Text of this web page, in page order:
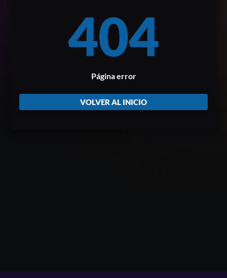
404
Página error
VOLVER AL INICIO